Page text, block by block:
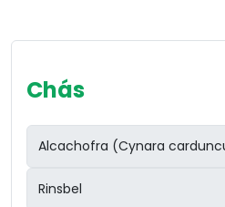
Chás
Alcachofra (Cynara
Rinsbel